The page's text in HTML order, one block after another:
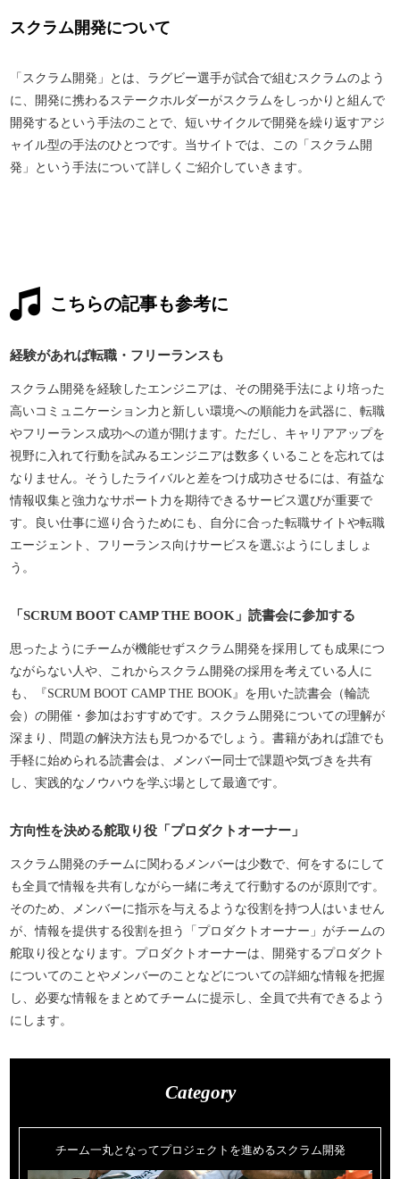
スクラム開発について
「スクラム開発」とは、ラグビー選手が試合で組むスクラムのよう
に、開発に携わるステークホルダーがスクラムをしっかりと組んで
開発するという手法のことで、短いサイクルで開発を繰り返すアジ
ャイル型の手法のひとつです。当サイトでは、この「スクラム開
発」という手法について詳しくご紹介していきます。
こちらの記事も参考に
経験があれば転職・フリーランスも
スクラム開発を経験したエンジニアは、その開発手法により培った
高いコミュニケーション力と新しい環境への順能力を武器に、転職
やフリーランス成功への道が開けます。ただし、キャリアアップを
視野に入れて行動を試みるエンジニアは数多くいることを忘れては
なりません。そうしたライバルと差をつけ成功させるには、有益な
情報収集と強力なサポート力を期待できるサービス選びが重要で
す。良い仕事に巡り合うためにも、自分に合った転職サイトや転職
エージェント、フリーランス向けサービスを選ぶようにしましょ
う。
「SCRUM BOOT CAMP THE BOOK」読書会に参加する
思ったようにチームが機能せずスクラム開発を採用しても成果につ
ながらない人や、これからスクラム開発の採用を考えている人に
も、『SCRUM BOOT CAMP THE BOOK』を用いた読書会（輪読
会）の開催・参加はおすすめです。スクラム開発についての理解が
深まり、問題の解決方法も見つかるでしょう。書籍があれば誰でも
手軽に始められる読書会は、メンバー同士で課題や気づきを共有
し、実践的なノウハウを学ぶ場として最適です。
方向性を決める舵取り役「プロダクトオーナー」
スクラム開発のチームに関わるメンバーは少数で、何をするにして
も全員で情報を共有しながら一緒に考えて行動するのが原則です。
そのため、メンバーに指示を与えるような役割を持つ人はいません
が、情報を提供する役割を担う「プロダクトオーナー」がチームの
舵取り役となります。プロダクトオーナーは、開発するプロダクト
についてのことやメンバーのことなどについての詳細な情報を把握
し、必要な情報をまとめてチームに提示し、全員で共有できるよう
にします。
Category
チーム一丸となってプロジェクトを進めるスクラム開発